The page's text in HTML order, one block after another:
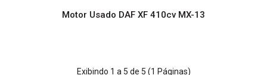
Preço sob consultaMotor reconstruido com Garantia de 12
Motor Usado DAF XF 410cv MX-13
Exibindo 1 a 5 de 5 (1 Páginas)